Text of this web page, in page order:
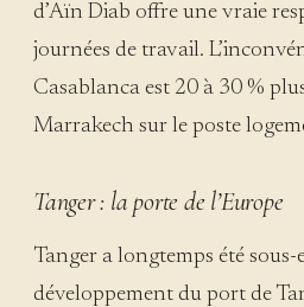
d’Aïn Diab offre une vraie
journées de travail.
Casablanca est 20 à 30 %
Marrakech sur le poste
Tanger : la porte de l’Europe
Tanger a longtemps été sous-
développement du port de